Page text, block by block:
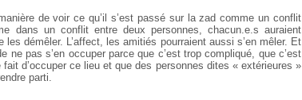
de voir ce qu’il s’est passé sur la zad comme un conflit
dans un conflit entre deux personnes, chacun.e.s auraient
démêler. L’affect, les amitiés pourraient aussi s’en mêler. Et
ne pas s’en occuper parce que c’est trop compliqué, que c’est
d’occuper ce lieu et que des personnes dites « extérieures »
parti.